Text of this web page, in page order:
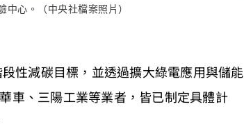
中心。（中央社檔案照片）
性減碳目標，並透過擴大綠電應用與儲能
車、三陽工業等業者，皆已制定具體計